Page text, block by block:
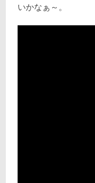
いかなぁ～。